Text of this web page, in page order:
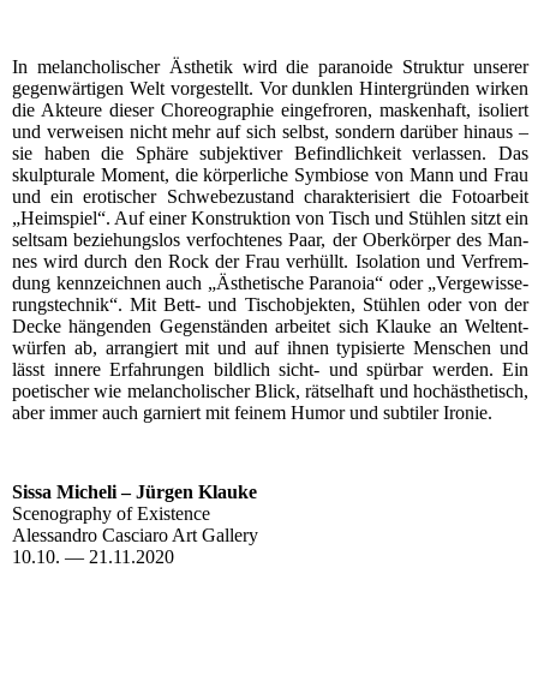
In melan­cho­li­scher Ästhe­tik wird die para­no­ide Struk­tur unse­rer
gegen­wär­ti­gen Welt vor­ge­stellt. Vor dunk­len Hin­ter­grün­den wir­ken
die Akteu­re die­ser Cho­reo­gra­phie ein­ge­fro­ren, mas­ken­haft, iso­liert
und ver­wei­sen nicht mehr auf sich selbst, son­dern dar­über hin­aus –
sie haben die Sphä­re sub­jek­ti­ver Befind­lich­keit ver­las­sen. Das
skulp­tu­ra­le Moment, die kör­per­li­che Sym­bio­se von Mann und Frau
und ein ero­ti­scher Schwe­be­zu­stand cha­rak­te­ri­siert die Foto­ar­beit
„Heim­spiel“. Auf einer Kon­struk­ti­on von Tisch und Stüh­len sitzt ein
selt­sam bezie­hungs­los ver­foch­te­nes Paar, der Ober­kör­per des Man­
nes wird durch den Rock der Frau ver­hüllt. Iso­la­ti­on und Ver­frem­
dung kenn­zeich­nen auch „Ästhe­ti­sche Para­noia“ oder „Ver­ge­wis­se­
rungs­tech­nik“. Mit Bett- und Tisch­ob­jek­ten, Stüh­len oder von der
Decke hän­gen­den Gegen­stän­den arbei­tet sich Klau­ke an Welt­ent­
wür­fen ab, arran­giert mit und auf ihnen typi­sier­te Men­schen und
lässt inne­re Erfah­run­gen bild­lich sicht- und spür­bar wer­den. Ein
poe­ti­scher wie melan­cho­li­scher Blick, rät­sel­haft und hoch­äs­the­tisch,
aber immer auch gar­niert mit fei­nem Humor und sub­ti­ler Ironie.
Sis­sa Miche­li – Jür­gen Klauke
Sceno­gra­phy of Existence
Ales­san­dro Cascia­ro Art Gallery
10.10. — 21.11.2020